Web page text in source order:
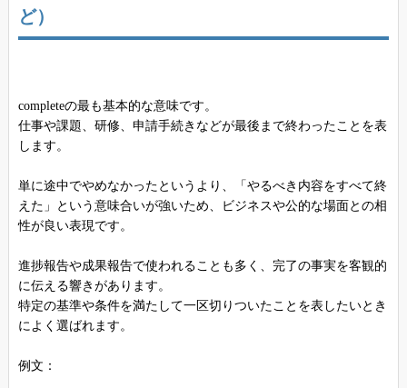
ど）
completeの最も基本的な意味です。
仕事や課題、研修、申請手続きなどが最後まで終わったことを表
します。
単に途中でやめなかったというより、「やるべき内容をすべて終
えた」という意味合いが強いため、ビジネスや公的な場面との相
性が良い表現です。
進捗報告や成果報告で使われることも多く、完了の事実を客観的
に伝える響きがあります。
特定の基準や条件を満たして一区切りついたことを表したいとき
によく選ばれます。
例文：